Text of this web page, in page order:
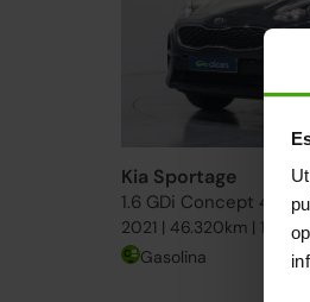
Kia Sportage
1.6 GDi Concept 4x2
2021 | 46.320km |
Gasolina